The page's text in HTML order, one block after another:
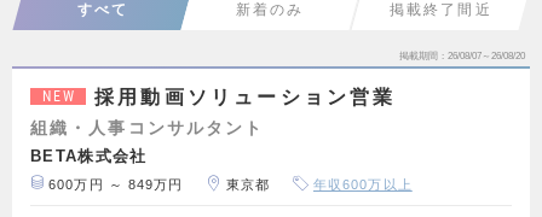
すべて 新着のみ 掲載終了間近
掲載期間 26/08/07～26/08/20
NEW 採用動画ソリューション営業
組織・人事コンサルタント
BETA株式会社
600万円 ～ 849万円 東京都 年収600万以上